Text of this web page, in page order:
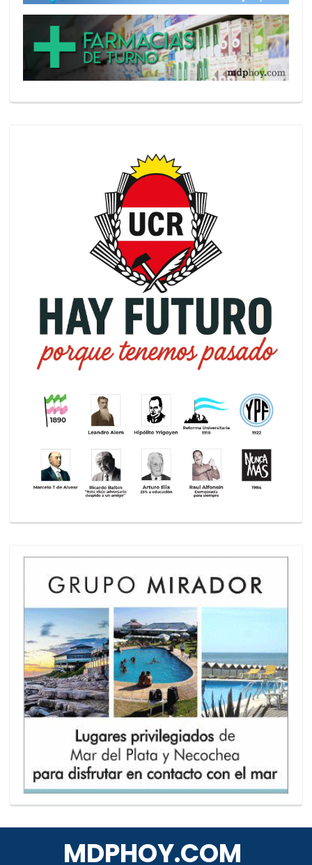
MDPHOY.COM